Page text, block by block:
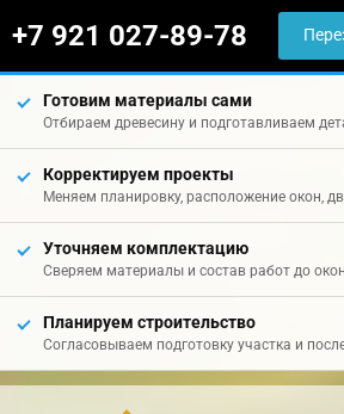
+7 921 027-89-78
Готовим материалы сами
Отбираем древесину и подготавливаем
Корректируем проекты
Меняем планировку, расположение окон,
Уточняем комплектацию
Сверяем материалы и состав работ до
Планируем строительство
Согласовываем подготовку участка и